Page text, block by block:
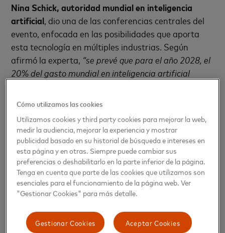
Nina Schick, autoridad mundial en inteligencia
artificial, dio una de las conferencias centrales del
evento, enfocada en las posibilidades que aporta
esta tecnología en múltiples industrias. Según
afirmó la experta, “se prevé que para el año 2028, el
20% del gasto mundial en inteligencia artificial
en la aplicación de IA en todos los procesos y ámbitos
de cada empresa de esta industria”.
La economía nacional a través de los ojos del
consumidor
Ante los retos de la economía global derivados,
entre otras razones, de la tensión geopolítica
internacional reinante, 2024 ha sido un año en el
que el sector financiero español ha continuado
Cómo utilizamos las cookies
Utilizamos cookies y third party cookies para mejorar la web,
medir la audiencia, mejorar la experiencia y mostrar
publicidad basado en su historial de búsqueda e intereses en
esta página y en otras. Siempre puede cambiar sus
preferencias o deshabilitarlo en la parte inferior de la página.
Tenga en cuenta que parte de las cookies que utilizamos son
esenciales para el funcionamiento de la página web. Ver
"Gestionar Cookies" para más detalle.
Aceptar Cookies
Gestionar Cookies